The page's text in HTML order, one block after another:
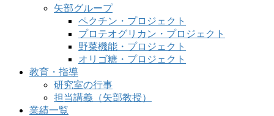
矢部グループ
ペクチン・プロジェクト
プロテオグリカン・プロジェクト
野菜機能・プロジェクト
オリゴ糖・プロジェクト
教育・指導
研究室の行事
担当講義（矢部教授）
業績一覧